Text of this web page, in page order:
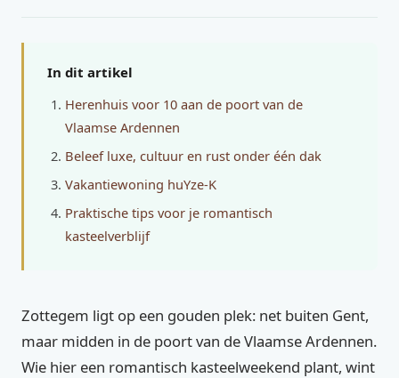
In dit artikel
Herenhuis voor 10 aan de poort van de
Vlaamse Ardennen
Beleef luxe, cultuur en rust onder één dak
Vakantiewoning huYze-K
Praktische tips voor je romantisch
kasteelverblijf
Zottegem ligt op een gouden plek: net buiten Gent,
maar midden in de poort van de Vlaamse Ardennen.
Wie hier een romantisch kasteelweekend plant, wint